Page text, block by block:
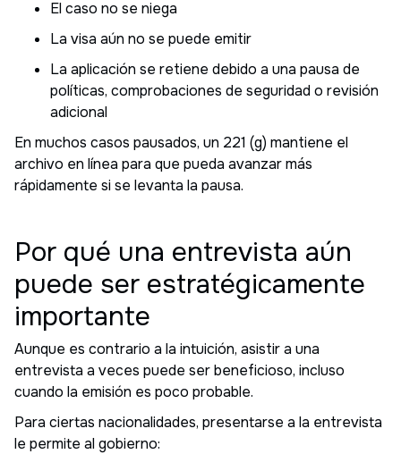
El caso no se niega
La visa aún no se puede emitir
La aplicación se retiene debido a una pausa de
políticas, comprobaciones de seguridad o revisión
adicional
En muchos casos pausados, un 221 (g) mantiene el
archivo en línea para que pueda avanzar más
rápidamente si se levanta la pausa.
Por qué una entrevista aún
puede ser estratégicamente
importante
Aunque es contrario a la intuición, asistir a una
entrevista a veces puede ser beneficioso, incluso
cuando la emisión es poco probable.
Para ciertas nacionalidades, presentarse a la entrevista
le permite al gobierno: